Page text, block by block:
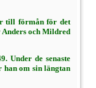
till förmån för det
och Mildred
Under de senaste
om sin längtan